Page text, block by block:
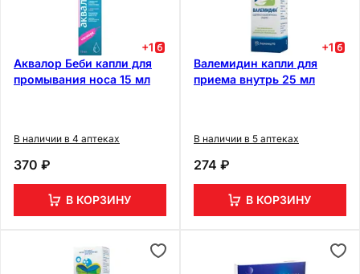
+1
Аквалор Беби капли для
промывания носа 15 мл
В наличии в 4 аптеках
370 ₽
В КОРЗИНУ
+1
Валемидин капли для
приема внутрь 25 мл
В наличии в 5 аптеках
274 ₽
В КОРЗИНУ